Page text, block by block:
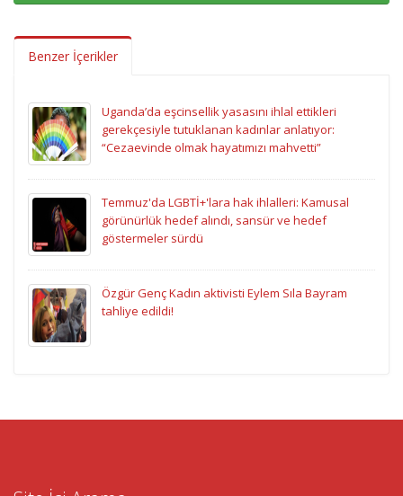
Benzer İçerikler
Uganda’da eşcinsellik yasasını ihlal ettikleri
gerekçesiyle tutuklanan kadınlar anlatıyor:
“Cezaevinde olmak hayatımızı mahvetti”
Temmuz'da LGBTİ+'lara hak ihlalleri: Kamusal
görünürlük hedef alındı, sansür ve hedef
göstermeler sürdü
Özgür Genç Kadın aktivisti Eylem Sıla Bayram
tahliye edildi!